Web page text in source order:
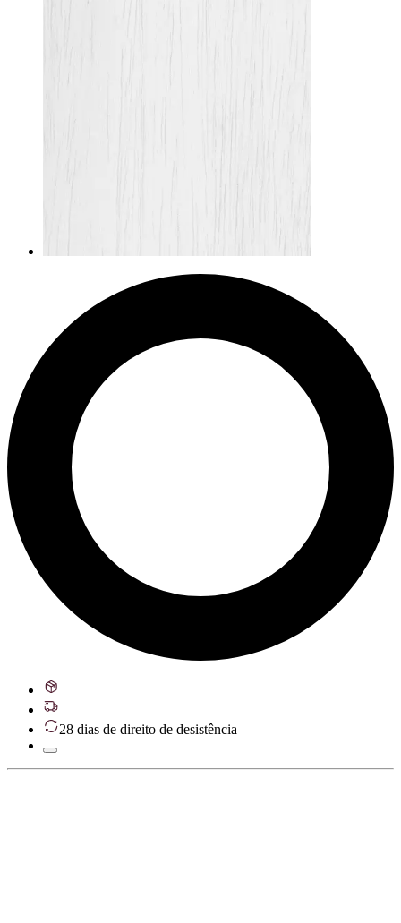
28 dias de direito de desistência